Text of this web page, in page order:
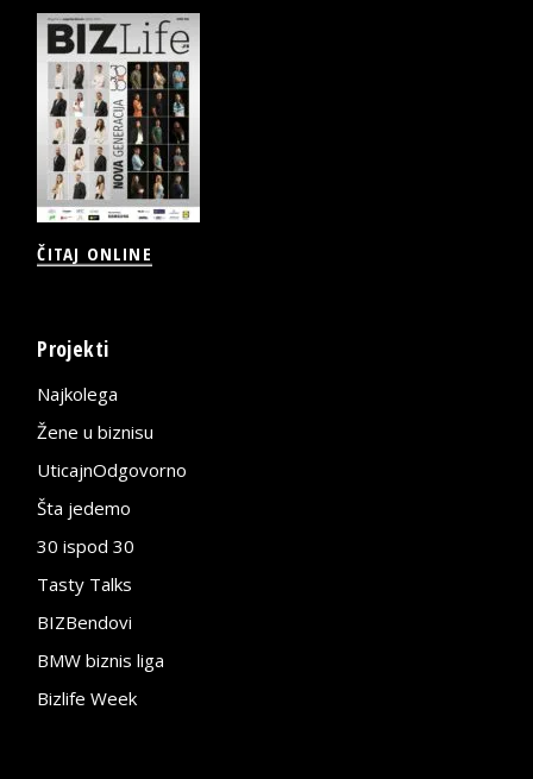
ČITAJ ONLINE
Projekti
Najkolega
Žene u biznisu
UticajnOdgovorno
Šta jedemo
30 ispod 30
Tasty Talks
BIZBendovi
BMW biznis liga
Bizlife Week